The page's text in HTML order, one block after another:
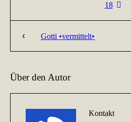
18
Gotti •vermittelt•
Über den Autor
Kontakt